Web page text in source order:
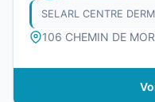
106 CHEMIN DE